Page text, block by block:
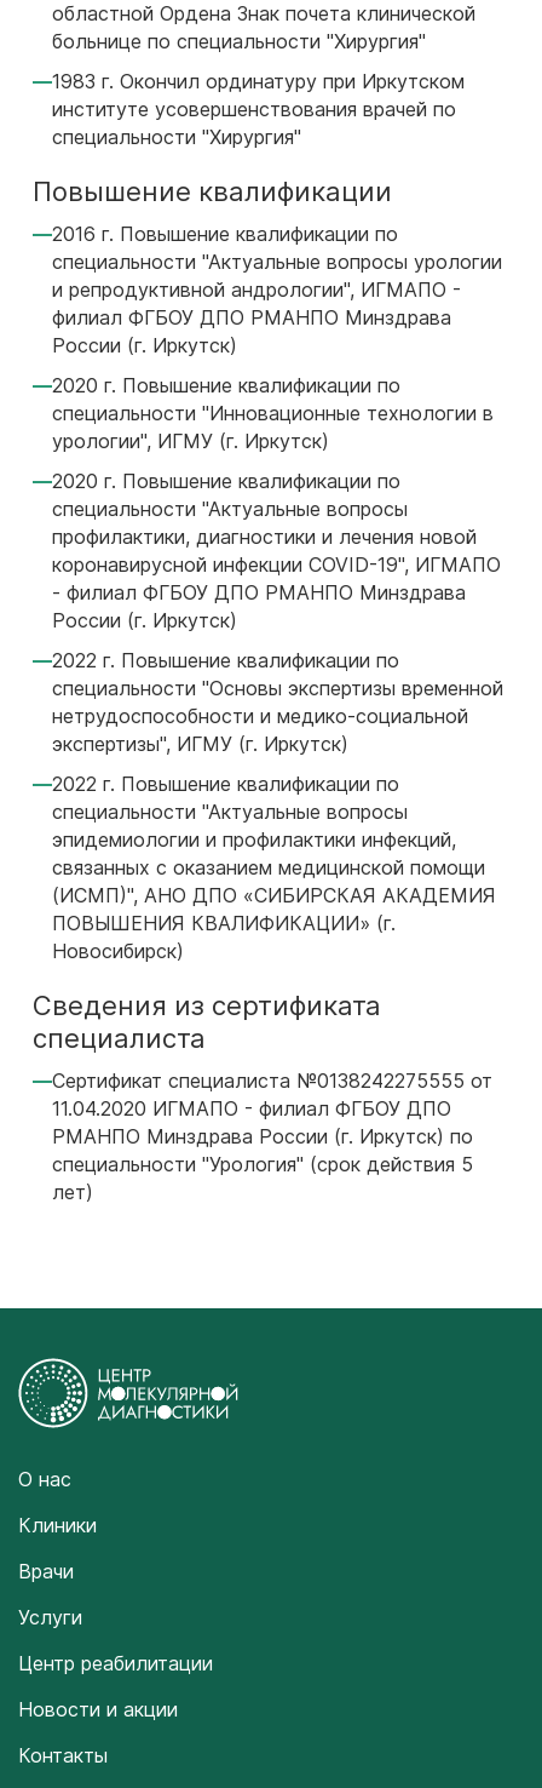
областной Ордена Знак почета клинической
больнице по специальности "Хирургия"
1983 г. Окончил ординатуру при Иркутском
институте усовершенствования врачей по
специальности "Хирургия"
Повышение квалификации
2016 г. Повышение квалификации по
специальности "Актуальные вопросы урологии
и репродуктивной андрологии", ИГМАПО -
филиал ФГБОУ ДПО РМАНПО Минздрава
России (г. Иркутск)
2020 г. Повышение квалификации по
специальности "Инновационные технологии в
урологии", ИГМУ (г. Иркутск)
2020 г. Повышение квалификации по
специальности "Актуальные вопросы
профилактики, диагностики и лечения новой
коронавирусной инфекции COVID-19", ИГМАПО
- филиал ФГБОУ ДПО РМАНПО Минздрава
России (г. Иркутск)
2022 г. Повышение квалификации по
специальности "Основы экспертизы временной
нетрудоспособности и медико-социальной
экспертизы", ИГМУ (г. Иркутск)
2022 г. Повышение квалификации по
специальности "Актуальные вопросы
эпидемиологии и профилактики инфекций,
связанных с оказанием медицинской помощи
(ИСМП)", АНО ДПО «СИБИРСКАЯ АКАДЕМИЯ
ПОВЫШЕНИЯ КВАЛИФИКАЦИИ» (г.
Новосибирск)
Сведения из сертификата
специалиста
Сертификат специалиста №0138242275555 от
11.04.2020 ИГМАПО - филиал ФГБОУ ДПО
РМАНПО Минздрава России (г. Иркутск) по
специальности "Урология" (срок действия 5
лет)
О нас
Клиники
Врачи
Услуги
Центр реабилитации
Новости и акции
Контакты